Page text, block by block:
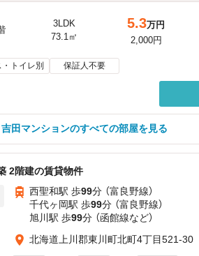
3LDK
73.1㎡
5.3万円
2,000円
・トイレ別 保証人不要
吉田マンションのすべての部屋を見る
2階建の賃貸物件
西聖和駅 歩99分 （富良野線）
千代ヶ岡駅 歩99分 （富良野線）
旭川駅 歩99分 （函館線など）
北海道上川郡東川町北町4丁目521-30